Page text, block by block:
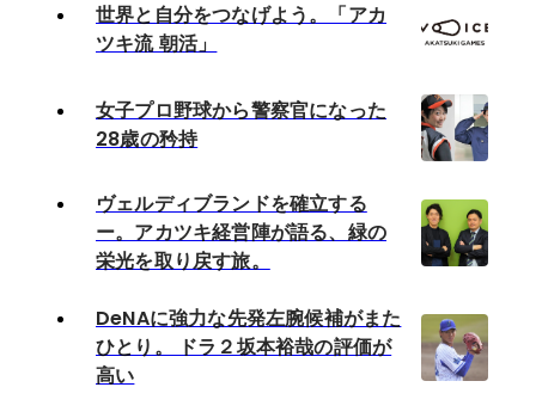
世界と自分をつなげよう。「アカ
ツキ流 朝活」
女子プロ野球から警察官になった
28歳の矜持
ヴェルディブランドを確立する
ー。アカツキ経営陣が語る、緑の
栄光を取り戻す旅。
DeNAに強力な先発左腕候補がまた
ひとり。 ドラ２坂本裕哉の評価が
高い